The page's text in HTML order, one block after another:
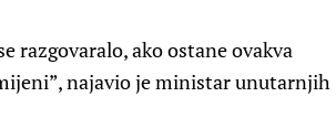
razgovaralo, ako ostane ovakva
najavio je ministar unutarnjih